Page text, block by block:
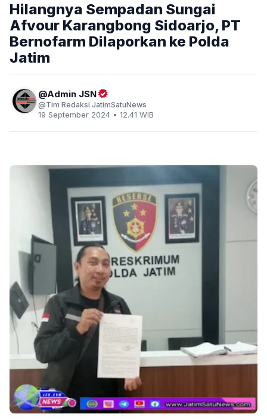
Hilangnya Sempadan Sungai
Afvour Karangbong Sidoarjo, PT
Bernofarm Dilaporkan ke Polda
Jatim
Admin JSN
Tim Redaksi JatimSatuNews
19 September 2024 • 12.41 WIB